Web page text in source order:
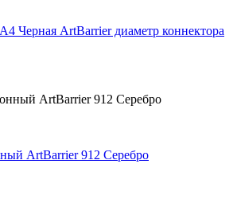
Черная ArtBarrier диаметр коннектора
АrtBarrier 912 Серебро